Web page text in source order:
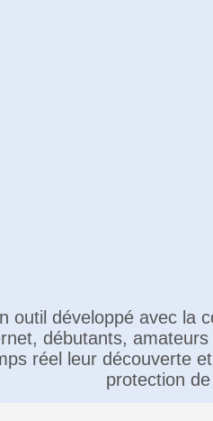
outil développé avec la
débutants,
réel leur découverte
protection